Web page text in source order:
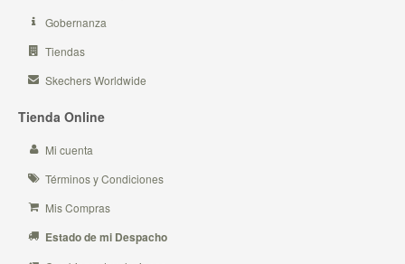
Gobernanza
Tiendas
Skechers Worldwide
Tienda Online
Mi cuenta
Términos y Condiciones
Mis Compras
Estado de mi Despacho